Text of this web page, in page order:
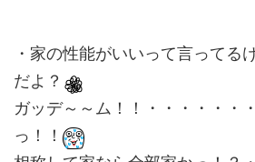
・家の性能がいいって言ってる
だよ？
ガッデ～～ム！！・・・・・・
っ！！